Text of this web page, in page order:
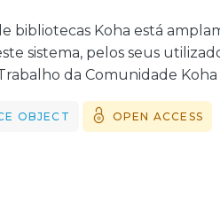
bibliotecas Koha está
sistema, pelos seus
da Comunidade
OBJECT OPEN ACCESS